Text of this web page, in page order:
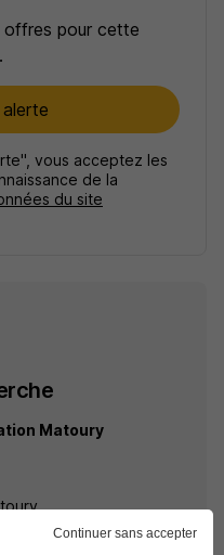
offres pour cette
vous acceptez les
de la
du site
Matoury
Continuer sans accepter